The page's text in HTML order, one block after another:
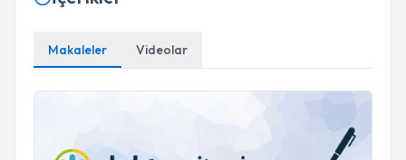
Makaleler Videolar